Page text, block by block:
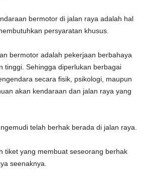
bermotor di jalan raya adalah hal
persyaratan khusus.
bermotor adalah pekerjaan berbahaya
tinggi. Sehingga diperlukan berbagai
secara fisik, psikologi, maupun
akan kendaraan dan jalan raya yang
telah berhak berada di jalan raya.
tiket yang membuat seseorang berhak
seenaknya.